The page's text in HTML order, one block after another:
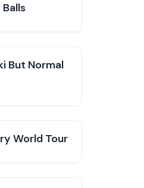
But Normal
World Tour